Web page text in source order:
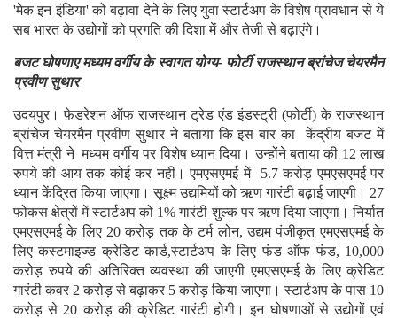
'मेक इन इंडिया' को बढ़ावा देने के लिए युवा स्टार्टअप के विशेष प्रावधान से ये
सब भारत के उद्योगों को प्रगति की दिशा में और तेजी से बढ़ाएंगे।
बजट घोषणाए मध्यम वर्गीय के स्वागत योग्य- फोर्टी राजस्थान ब्रांचेज चेयरमैन
प्रवीण सुथार
उदयपुर। फेडरेशन ऑफ राजस्थान ट्रेड एंड इंडस्ट्री (फोर्टी) के राजस्थान
ब्रांचेज चेयरमैन प्रवीण सुथार ने बताया कि इस बार का केंद्रीय बजट में
वित्त मंत्री ने मध्यम वर्गीय पर विशेष ध्यान दिया। उन्होंने बताया की 12 लाख
रुपये की आय तक कोई कर नहीं। एमएसएमई में 5.7 करोड़ एमएसएमई पर
ध्यान केंद्रित किया जाएगा। सूक्ष्म उद्यमियों को ऋण गारंटी बढ़ाई जाएगी। 27
फोकस क्षेत्रों में स्टार्टअप को 1% गारंटी शुल्क पर ऋण दिया जाएगा। निर्यात
एमएसएमई के लिए 20 करोड़ तक के टर्म लोन, उद्यम पंजीकृत एमएसएमई के
लिए कस्टमाइज्ड क्रेडिट कार्ड,स्टार्टअप के लिए फंड ऑफ फंड, 10,000
करोड़ रुपये की अतिरिक्त व्यवस्था की जाएगी एमएसएमई के लिए क्रेडिट
गारंटी कवर 2 करोड़ से बढ़ाकर 5 करोड़ किया जाएगा। स्टार्टअप के पास 10
करोड़ से 20 करोड़ की क्रेडिट गारंटी होगी। इन घोषणाओं से उद्योगों एवं